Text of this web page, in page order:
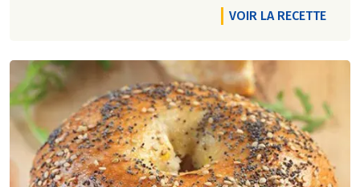
VOIR LA RECETTE